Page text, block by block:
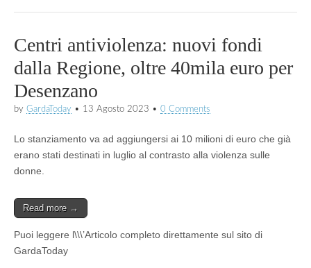
Centri antiviolenza: nuovi fondi
dalla Regione, oltre 40mila euro per
Desenzano
by GardaToday • 13 Agosto 2023 • 0 Comments
Lo stanziamento va ad aggiungersi ai 10 milioni di euro che già
erano stati destinati in luglio al contrasto alla violenza sulle
donne.
Read more →
Puoi leggere l\\\’Articolo completo direttamente sul sito di
GardaToday